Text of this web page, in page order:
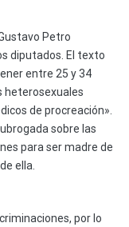
Petro
diputados. El texto
entre 25 y 34
heterosexuales
de procreación».
sobre las
para ser madre de
ella.
por lo